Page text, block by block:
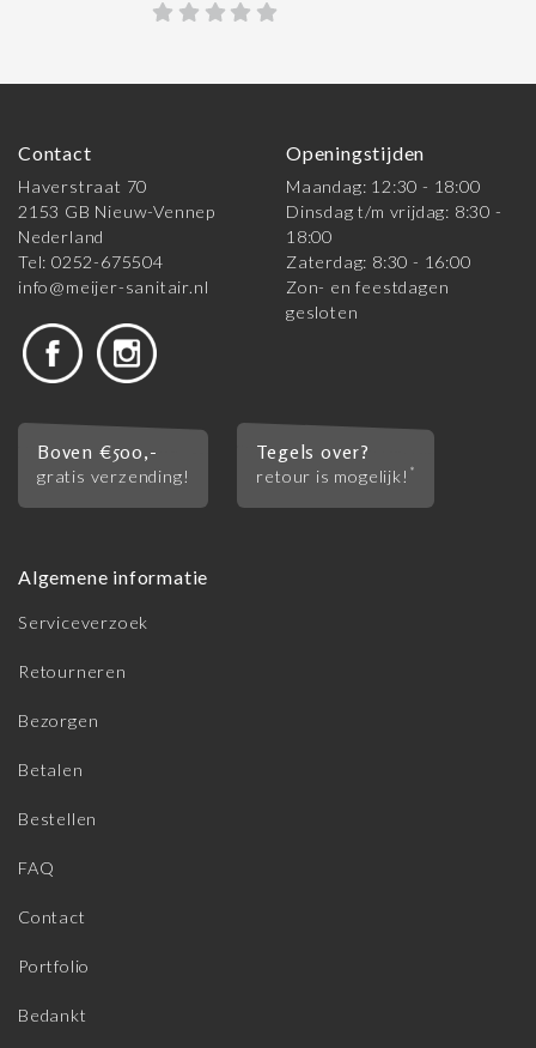
Contact
Haverstraat 70
2153 GB Nieuw-Vennep
Nederland
Tel: 0252-675504
info@meijer-sanitair.nl
Openingstijden
Maandag: 12:30 - 18:00
Dinsdag t/m vrijdag: 8:30 -
18:00
Zaterdag: 8:30 - 16:00
Zon- en feestdagen
gesloten
Boven €500,-
gratis verzending!
Tegels over?
retour is mogelijk! *
Algemene informatie
Serviceverzoek
Retourneren
Bezorgen
Betalen
Bestellen
FAQ
Contact
Portfolio
Bedankt